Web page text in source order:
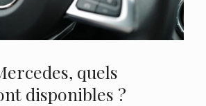
quels
disponibles ?